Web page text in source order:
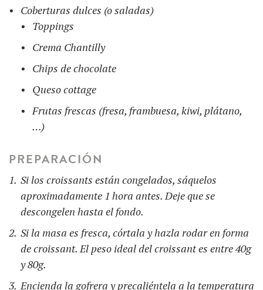
Coberturas dulces (o saladas)
Toppings
Crema Chantilly
Chips de chocolate
Queso cottage
Frutas frescas (fresa, frambuesa, kiwi, plátano,
…)
PREPARACIÓN
Si los croissants están congelados, sáquelos
aproximadamente 1 hora antes. Deje que se
descongelen hasta el fondo.
Si la masa es fresca, córtala y hazla rodar en forma
de croissant. El peso ideal del croissant es entre 40g
y 80g.
Encienda la gofrera y precaliéntela a la temperatura